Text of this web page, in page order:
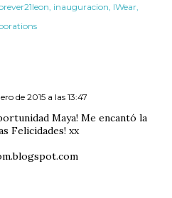
inauguracion IWear
de 2015 a las 13:47
Maya! Me encantó la
Felicidades! xx